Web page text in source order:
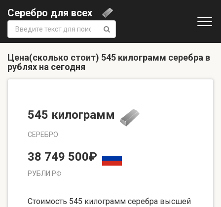
Серебро для всех
Поиск:
Цена(сколько стоит) 545 килограмм серебра в
рублях на сегодня
545 килограмм
СЕРЕБРО
38 749 500₽
РУБЛИ РФ
Стоимость 545 килограмм серебра высшей